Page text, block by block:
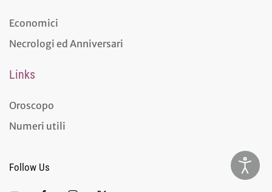
Economici
Necrologi ed Anniversari
Links
Oroscopo
Numeri utili
Follow Us